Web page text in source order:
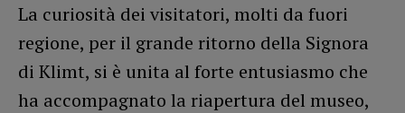
La curiosità dei visitatori, molti da fuori
regione, per il grande ritorno della Signora
di Klimt, si è unita al forte entusiasmo che
ha accompagnato la riapertura del museo,